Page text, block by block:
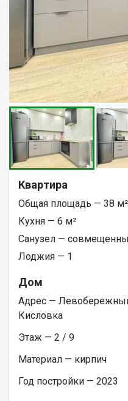
Квартира
Общая площадь — 38 м²
Кухня — 6 м²
Санузел —
Лоджия — 1
Дом
Адрес —
Кисловка
Этаж — 2 / 9
Материал — кирпич
Год постройки — 2023